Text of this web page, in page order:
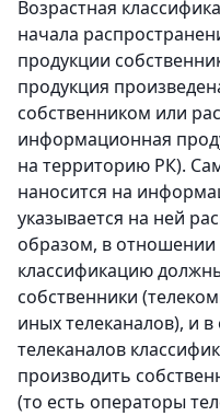
Возрастная
начала
продукции
продукция
собственником или
информационная
на территорию РК).
наносится на
указывается на ней
образом, в отношении
классификацию
собственники
иных телеканалов), и
телеканалов
производить
(то есть операторы